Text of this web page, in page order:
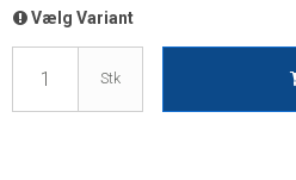
Vælg Variant
Stk